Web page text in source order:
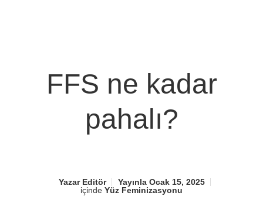
FFS ne kadar
pahalı?
YazarEditör YayınlaOcak 15, 2025
içinde Yüz Feminizasyonu